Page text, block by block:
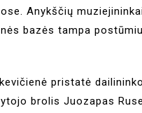
Anykščių
bazės tampa
pristatė
brolis Juozapas